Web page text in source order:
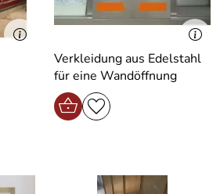
Verkleidung aus Edelstahl
für eine Wandöffnung